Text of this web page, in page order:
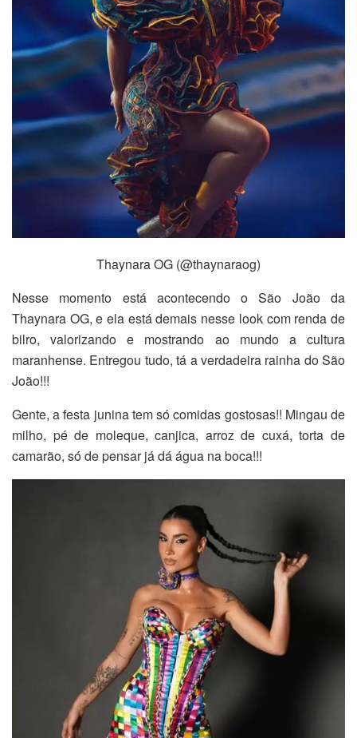
Thaynara OG (@thaynaraog)
Nesse momento está acontecendo o São João da
Thaynara OG, e ela está demais nesse look com renda de
bilro, valorizando e mostrando ao mundo a cultura
maranhense. Entregou tudo, tá a verdadeira rainha do São
João!!!
Gente, a festa junina tem só comidas gostosas!! Mingau de
milho, pé de moleque, canjica, arroz de cuxá, torta de
camarão, só de pensar já dá água na boca!!!